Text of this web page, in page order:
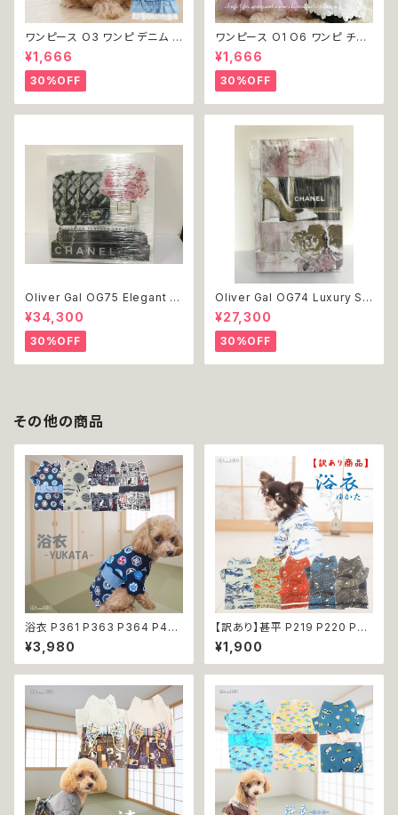
ワンピース O3 ワンピ デニム プ
リーツ レース 女の子 犬 犬服
小型 猫 服 洋服 ペット dog ド
ッグウェア おしゃれ かわいい 返
品交換不可
¥1,666
30%OFF
ワンピース O1 O6 ワンピ チュ
ール レース 花 フラワー 女の子
犬 犬服 小型 猫 服 洋服 ペット
dog ドッグウェア おしゃれ かわ
いい 返品交換不可
¥1,666
30%OFF
Oliver Gal OG75 Elegant E
ssentials Paris 絵 アート イ
ンテリア お祝い 贈り物 プレゼ
ント 結婚 新築 開店 周年 バー
スデイ 誕生日 ご褒美
¥34,300
30%OFF
Oliver Gal OG74 Luxury St
acked Shoes Rose Giftbo
x 絵 アート インテリア お祝い
贈り物 プレゼント 結婚 新築 開
店 周年 バースデイ 誕生日 ご褒
美
¥27,300
30%OFF
その他の商品
浴衣 P361 P363 P364 P40
3 ハンドメイド 手鞠 紺 ネイビ
ー 白 ホワイト きなり ドッグ ウ
ェア ドッグウエア 犬 猫 ペット
装 和柄 小型犬 子犬 仔犬 夏 返
品交換不可
¥3,980
【訳あり】甚平 P219 P220 P22
1 P222 P223 和装 和柄 ドッグ
ウェア 犬 コスプレ 男の子 夏服
ドッグウエア ドックウェア おしゃ
ー ホワイト うさぎ ラビット 祭り
極小 小型 猫 ペット 服 犬服 猫
服 古風 伝統 夏 日本 ギフト プ
レゼント 贈り物 返品交換不可
¥1,900